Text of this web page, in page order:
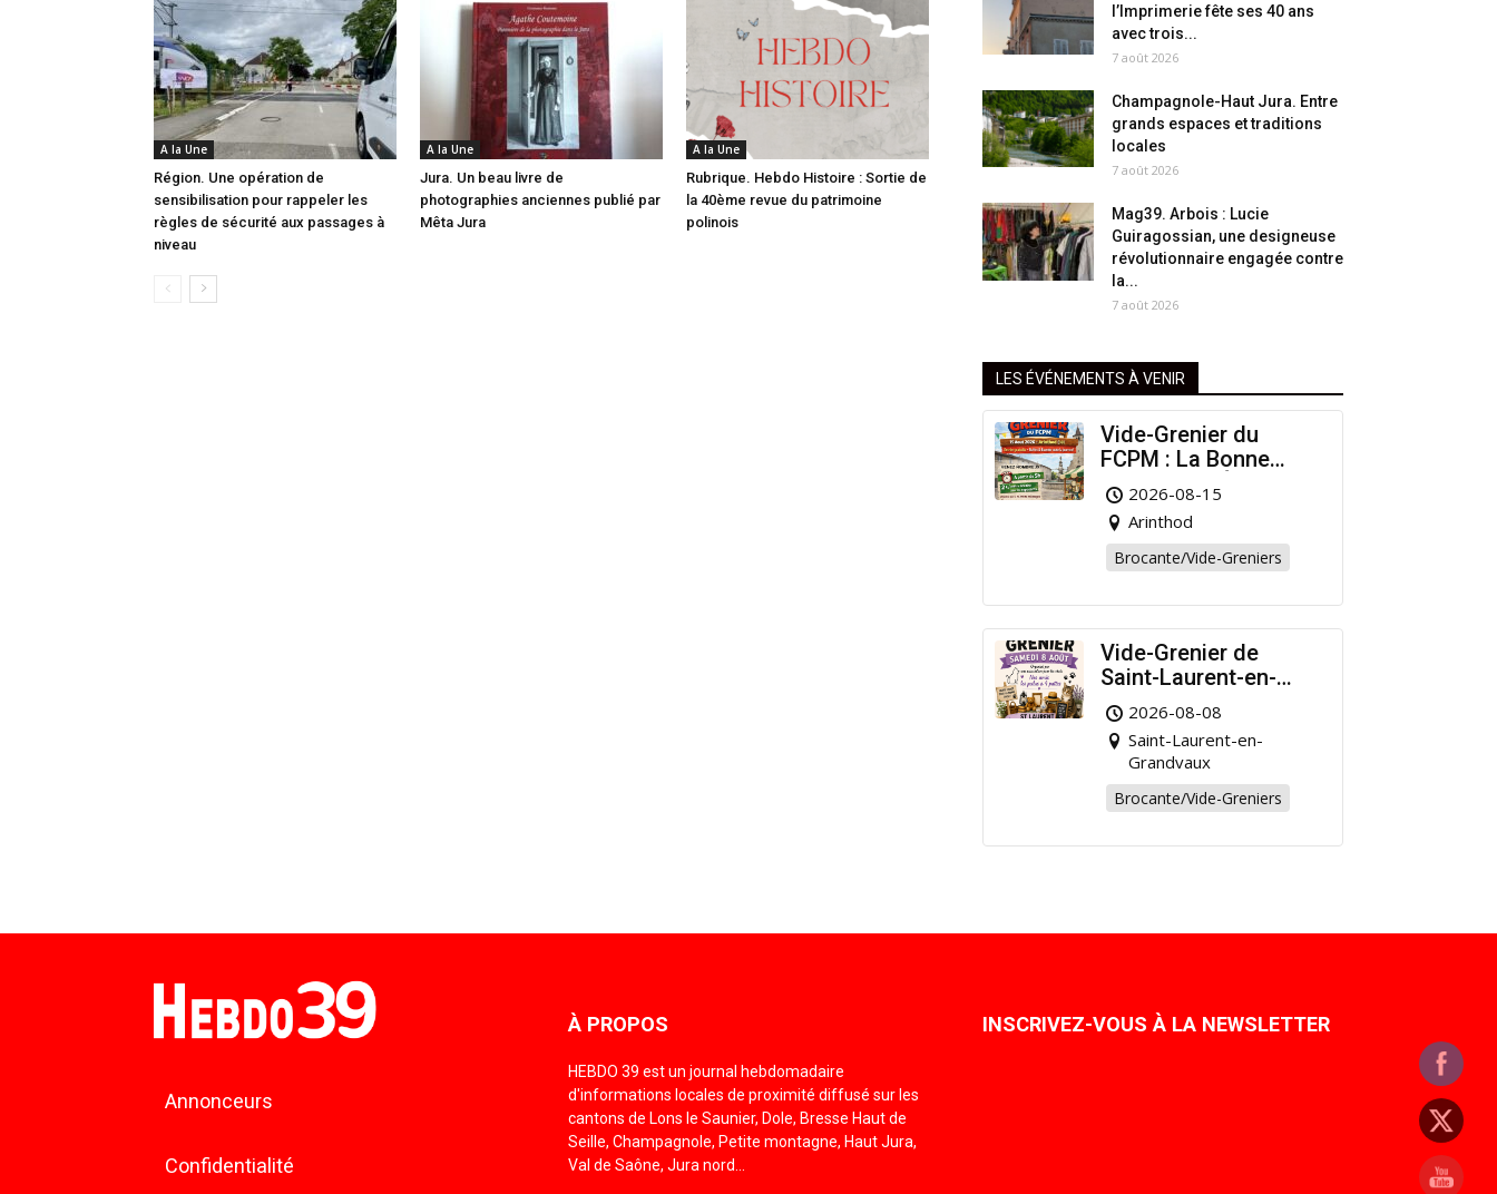
A la Une
Région. Une opération de
sensibilisation pour rappeler les
règles de sécurité aux passages à
niveau
A la Une
Jura. Un beau livre de
photographies anciennes publié par
Mêta Jura
A la Une
Rubrique. Hebdo Histoire : Sortie de
la 40ème revue du patrimoine
polinois
l’Imprimerie fête ses 40 ans
avec trois...
7 août 2026
Champagnole-Haut Jura. Entre
grands espaces et traditions
locales
7 août 2026
Mag39. Arbois : Lucie
Guiragossian, une designeuse
révolutionnaire engagée contre
la...
7 août 2026
LES ÉVÉNEMENTS À VENIR
Vide-Grenier du
FCPM : La Bonne
Affaire de l’Été à
Arinthod !
2026-08-15
Arinthod
Brocante/Vide-Greniers
Vide-Grenier de
Saint-Laurent-en-
Grandvaux : Venez
chiner pour la bonne
cause !
2026-08-08
Saint-Laurent-en-
Grandvaux
Brocante/Vide-Greniers